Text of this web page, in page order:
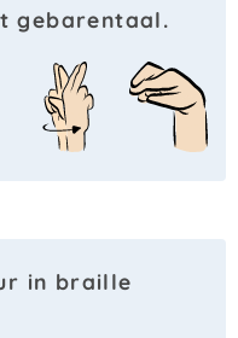
gebarentaal.
in braille